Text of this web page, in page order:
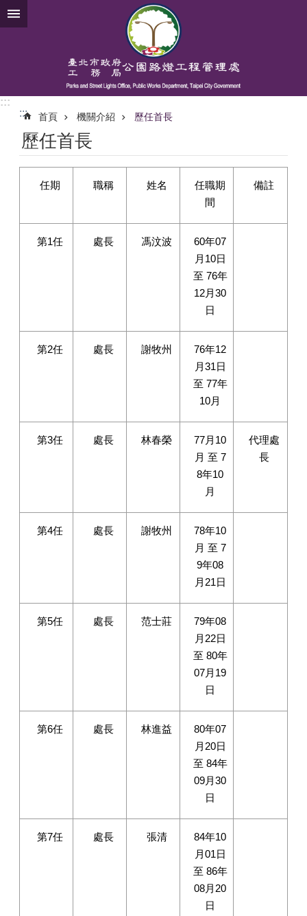
跳到主要內容區塊
:::
:::
首頁 機關介紹 歷任首長
歷任首長
任期 職稱 姓名
任職期
間
備註
第1任 處長 馮汶波
60年07
月10日
至 76年
12月30
日
第2任 處長 謝牧州
76年12
月31日
至 77年
10月
第3任 處長 林春榮
77月10
月 至 7
8年10
月
代理處
長
第4任 處長 謝牧州
78年10
月 至 7
9年08
月21日
第5任 處長 范士莊
79年08
月22日
至 80年
07月19
日
第6任 處長 林進益
80年07
月20日
至 84年
09月30
日
第7任 處長 張清
84年10
月01日
至 86年
08月20
日